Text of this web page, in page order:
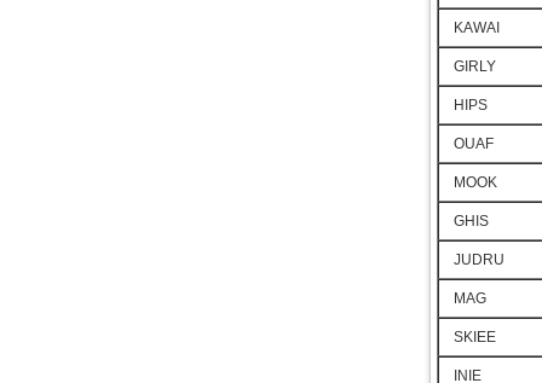
KAWAI
GIRLY
HIPS
OUAF
MOOK
GHIS
JUDRU
MAG
SKIEE
INIE